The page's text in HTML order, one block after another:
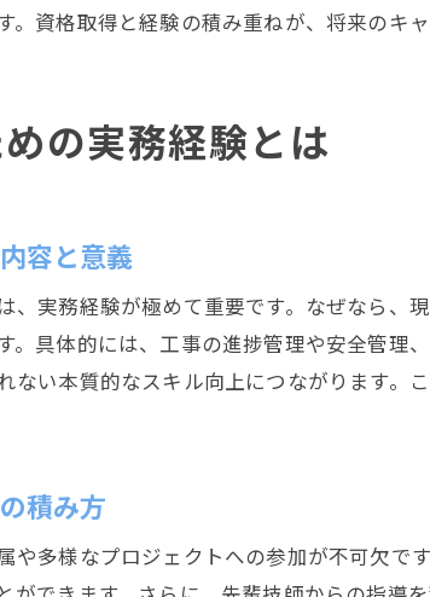
資格取得と経験の積み重ねが、将来のキ
の実務経験とは
容と意義
、実務経験が極めて重要です。なぜなら、
。具体的には、工事の進捗管理や安全管理
ない本質的なスキル向上につながります
積み方
や多様なプロジェクトへの参加が不可欠で